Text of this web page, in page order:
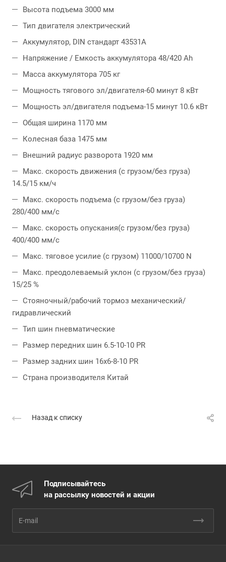
Высота подъема 3000 мм
Тип двигателя электрический
Аккумулятор, DIN стандарт 43531А
Напряжение / Емкость аккумулятора 48/420 Ah
Масса аккумулятора 705 кг
Мощность тягового эл/двигателя-60 минут 8 кВт
Мощность эл/двигателя подъема-15 минут 10.6 кВт
Общая ширина 1170 мм
Колесная база 1475 мм
Внешний радиус разворота 1920 мм
Макс. скорость движения (с грузом/без груза)
14.5/15 км/ч
Макс. скорость подъема (с грузом/без груза)
280/400 мм/с
Макс. скорость опускания(с грузом/без груза)
400/400 мм/с
Макс. тяговое усилие (с грузом) 11000/10700 N
Макс. преодолеваемый уклон (с грузом/без груза)
15/25 %
Стояночный/рабочий тормоз механический/
гидравлический
Тип шин пневматические
Размер передних шин 6.5-10-10 PR
Размер задних шин 16х6-8-10 PR
Страна производителя Китай
Назад к списку
Подписывайтесь
на рассылку новостей и акции